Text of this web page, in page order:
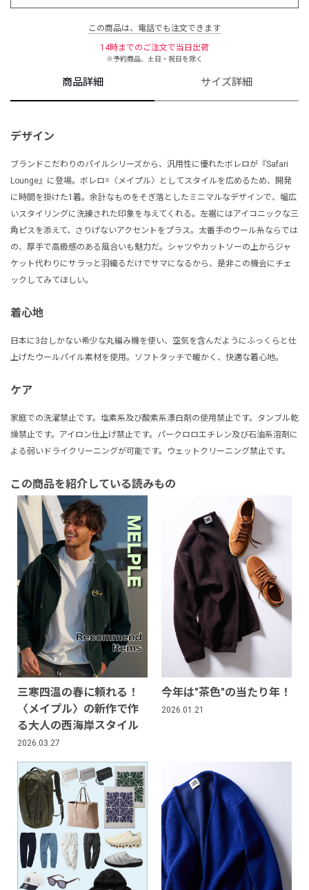
この商品は、電話でも注文できます
14時までのご注文で当日出荷
※予約商品、土日・祝日を除く
商品詳細 サイズ詳細
デザイン
ブランドこだわりのパイルシリーズから、汎用性に優れたボレロが『Safari
Lounge』に登場。ボレロ=〈メイプル〉としてスタイルを広めるため、開発
に時間を掛けた1着。余計なものをそぎ落としたミニマルなデザインで、幅広
いスタイリングに洗練された印象を与えてくれる。左裾にはアイコニックな三
角ピスを添えて、さりげないアクセントをプラス。太番手のウール糸ならでは
の、厚手で高級感のある風合いも魅力だ。シャツやカットソーの上からジャ
ケット代わりにサラっと羽織るだけでサマになるから、是非この機会にチェ
ックしてみてほしい。
着心地
日本に3台しかない希少な丸編み機を使い、空気を含んだようにふっくらと仕
上げたウールパイル素材を使用。ソフトタッチで暖かく、快適な着心地。
ケア
家庭での洗濯禁止です。塩素系及び酸素系漂白剤の使用禁止です。タンブル乾
燥禁止です。アイロン仕上げ禁止です。パークロロエチレン及び石油系溶剤に
よる弱いドライクリーニングが可能です。ウェットクリーニング禁止です。
この商品を紹介している読みもの
三寒四温の春に頼れる！
〈メイプル〉の新作で作
る大人の西海岸スタイル
2026.03.27
今年は"茶色"の当たり年！
2026.01.21